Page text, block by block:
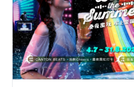
藝術文化
休閒
音樂